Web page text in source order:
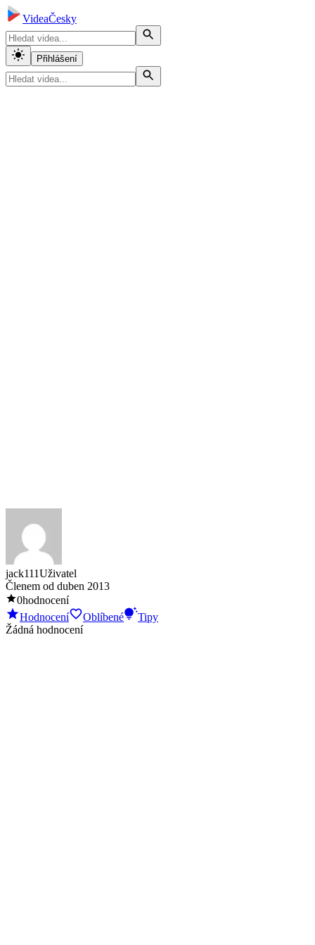
VideaČesky
Přihlášení
jack111Uživatel
Členem od duben 2013
0hodnocení
Hodnocení
Oblíbené
Tipy
Žádná hodnocení